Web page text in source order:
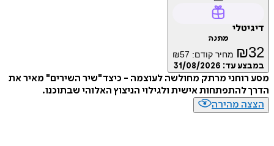
דיגיטלי
מתנה
₪32 מחיר קודם: ₪57
במבצע עד: 31/08/2026
מסע רוחני מרתק מחולשה לעוצמה - כיצד "שיר השירים" מאיר את
הדרך להתפתחות אישית ולגילוי הניצוץ האלוהי שבתוכנו.
הצצה מהירה